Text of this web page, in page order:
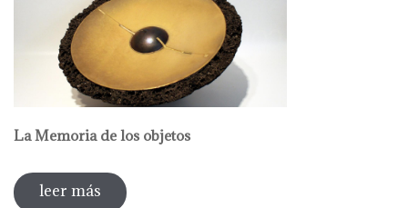
La Memoria de los objetos
leer más sobre emili biarnés. llindar